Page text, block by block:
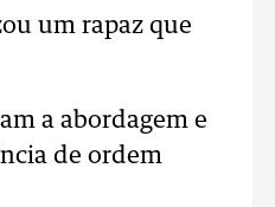
um rapaz que
a abordagem e
de ordem